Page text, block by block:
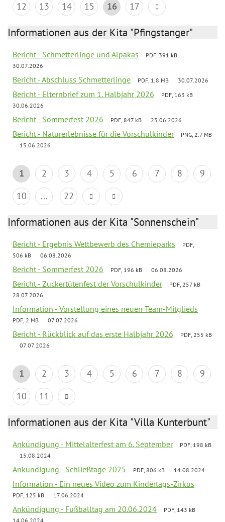
12
13 14 15 16 17
Informationen aus der Kita "Pfingstanger"
Bericht - Schmetterlinge und Alpakas
PDF, 391 kB
30.07.2026
Bericht - Abschluss Schmetterlinge PDF, 1.8 MB 30.07.2026
Bericht - Elternbrief zum 1. Halbjahr 2026
PDF, 163 kB
30.06.2026
Bericht - Sommerfest 2026 PDF, 847 kB 23.06.2026
Bericht - Naturerlebnisse für die Vorschulkinder
PNG, 2.7 MB
15.06.2026
1 2 3 4 5 6 7 8
9
10
... 22
Informationen aus der Kita "Sonnenschein"
Bericht - Ergebnis Wettbewerb des Chemieparks
PDF,
506 kB
06.08.2026
Bericht - Sommerfest 2026 PDF, 196 kB 06.08.2026
Bericht - Zuckertütenfest der Vorschulkinder
PDF, 257 kB
28.07.2026
Information - Vorstellung eines neuen Team-Mitglieds
PDF, 2 MB 07.07.2026
Bericht - Rückblick auf das erste Halbjahr 2026
PDF, 255 kB
07.07.2026
1 2 3 4 5 6 7 8
9
10
11
Informationen aus der Kita "Villa Kunterbunt"
Ankündigung - Mittelalterfest am 6. September
PDF, 198 kB
15.08.2024
Ankündigung - Schließtage 2025 PDF, 806 kB 14.08.2024
Information - Ein neues Video zum Kindertags-Zirkus
PDF, 125 kB 17.06.2024
Ankündigung - Fußballtag am 20.06.2024
PDF, 143 kB
14.06.2024